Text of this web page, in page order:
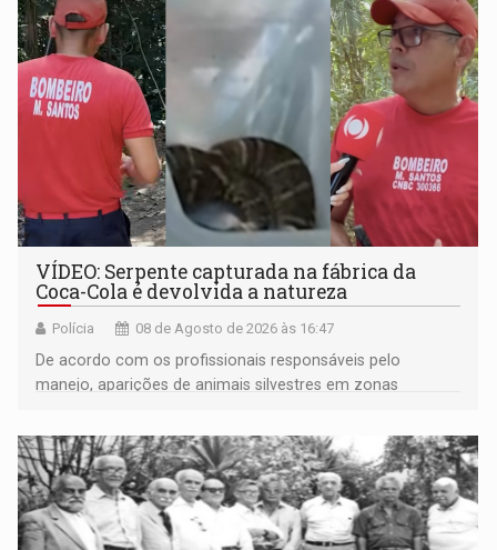
VÍDEO: Serpente capturada na fábrica da
Coca-Cola é devolvida a natureza
Polícia 08 de Agosto de 2026 às 16:47
De acordo com os profissionais responsáveis pelo
manejo, aparições de animais silvestres em zonas